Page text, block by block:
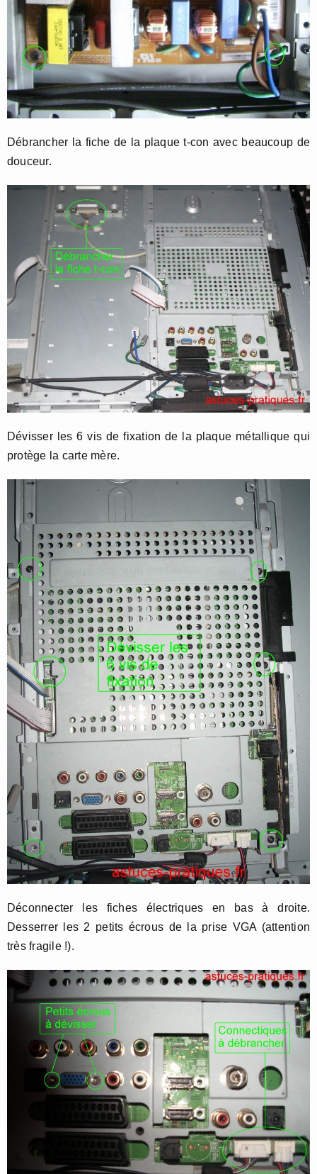
Débrancher la fiche de la plaque t-con avec beaucoup de
douceur.
Dévisser les 6 vis de fixation de la plaque métallique qui
protège la carte mère.
Déconnecter les fiches électriques en bas à droite.
Desserrer les 2 petits écrous de la prise VGA (attention
très fragile !).